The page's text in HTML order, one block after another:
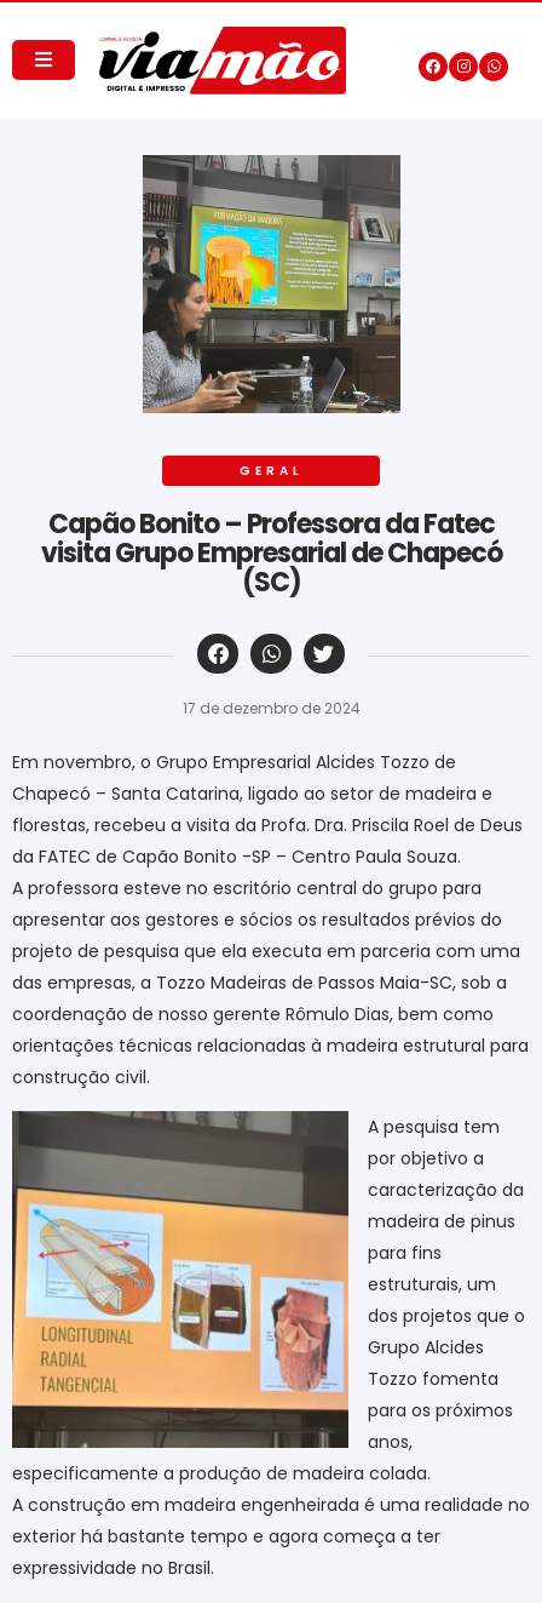
GERAL
Capão Bonito – Professora da Fatec
visita Grupo Empresarial de Chapecó
(SC)
‎ ‎ ‎ ‎ ‎ ‎ ‎ ‎ ‎ ‎ ‎ ‎ ‎ ‎ ‎ ‎ ‎ ‎ ‎ ‎ ‎ ‎ ‎ ‎ ‎ ‎ ‎ ‎ ‎ ‎ ‎
17 de dezembro de 2024
Em novembro, o Grupo Empresarial Alcides Tozzo de
Chapecó – Santa Catarina, ligado ao setor de madeira e
florestas, recebeu a visita da Profa. Dra. Priscila Roel de Deus
da FATEC de Capão Bonito -SP – Centro Paula Souza.
A professora esteve no escritório central do grupo para
apresentar aos gestores e sócios os resultados prévios do
projeto de pesquisa que ela executa em parceria com uma
das empresas, a Tozzo Madeiras de Passos Maia-SC, sob a
coordenação de nosso gerente Rômulo Dias, bem como
orientações técnicas relacionadas à madeira estrutural para
construção civil.
A pesquisa tem
por objetivo a
caracterização da
madeira de pinus
para fins
estruturais, um
dos projetos que o
Grupo Alcides
Tozzo fomenta
para os próximos
anos,
especificamente a produção de madeira colada.
A construção em madeira engenheirada é uma realidade no
exterior há bastante tempo e agora começa a ter
expressividade no Brasil.